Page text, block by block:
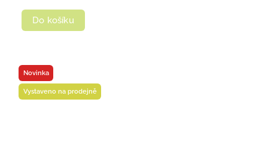
Do košíku
Novinka
Vystaveno na prodejně